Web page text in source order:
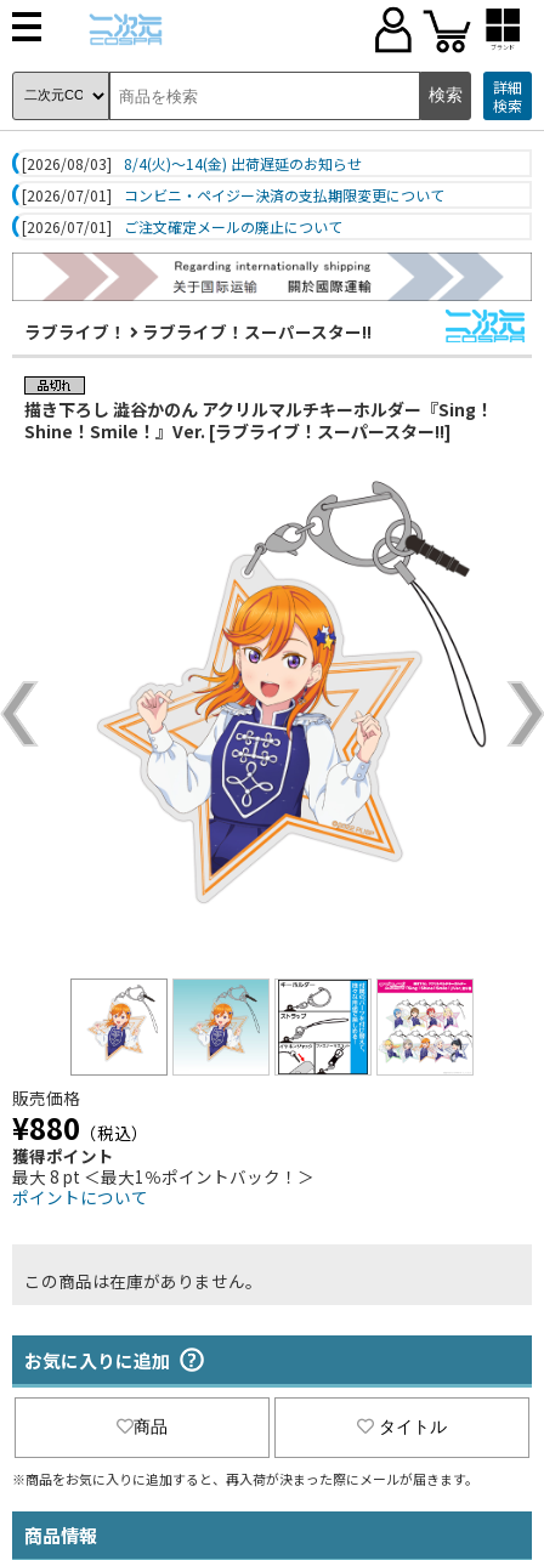
ブランド
詳細
検索
[2026/08/03]
8/4(火)～14(金) 出荷遅延のお知らせ
[2026/07/01]
コンビニ・ペイジー決済の支払期限変更について
[2026/07/01]
ご注文確定メールの廃止について
ラブライブ！ ラブライブ！スーパースター!!
描き下ろし 澁谷かのん アクリルマルチキーホルダー『Sing！
Shine！Smile！』Ver. [ラブライブ！スーパースター!!]
販売価格
¥880 （税込）
獲得ポイント
最大 8 pt ＜最大1％ポイントバック！＞
ポイントについて
この商品は在庫がありません。
お気に入りに追加
商品 タイトル
※商品をお気に入りに追加すると、再入荷が決まった際にメールが届きます。
商品情報